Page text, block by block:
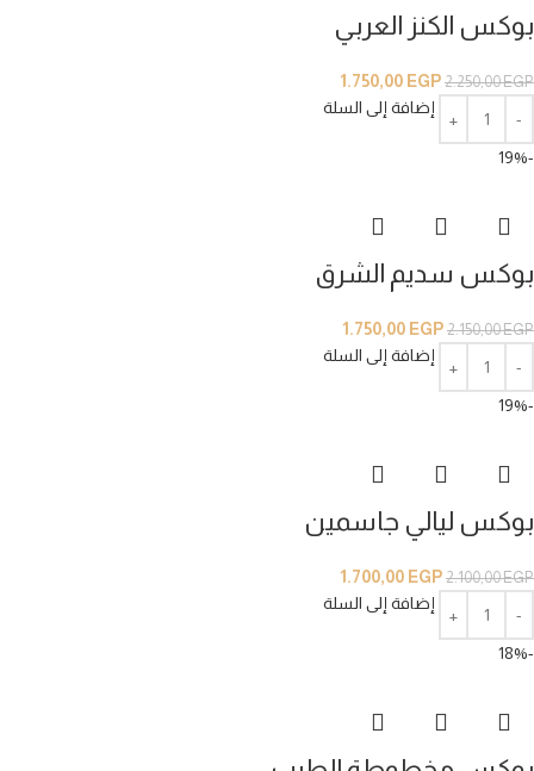
بوكس الكنز العربي
2.250,00EGP
1.750,00 EGP
إضافة إلى السلة
-19%
بوكس سديم الشرق
2.150,00EGP
1.750,00 EGP
إضافة إلى السلة
-19%
بوكس ليالي جاسمين
2.100,00EGP
1.700,00 EGP
إضافة إلى السلة
-18%